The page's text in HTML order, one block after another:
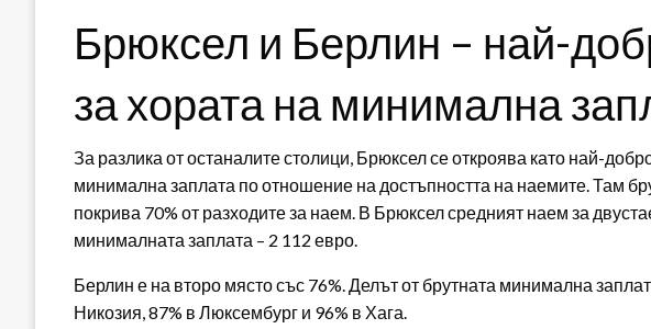
Брюксел и Берлин – най-
за хората на минимална
За разлика от останалите столици, Брюксел се откроява като най-
минимална заплата по отношение на достъпността на наемите. Там
покрива 70% от разходите за наем. В Брюксел средният наем за
минималната заплата – 2 112 евро.
Берлин е на второ място със 76%. Делът от брутната минимална
Никозия, 87% в Люксембург и 96% в Хага.